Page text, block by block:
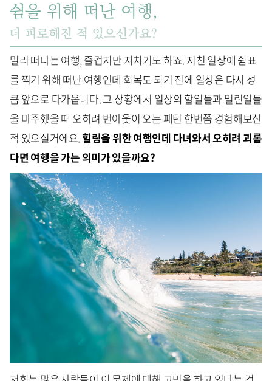
멀리 떠나는 여행, 즐겁지만 지치기도 하죠. 지친 일상에 쉼표
를 찍기 위해 떠난 여행인데 회복도 되기 전에 일상은 다시 성
큼 앞으로 다가옵니다. 그 상황에서 일상의 할일들과 밀린일들
을 마주했을 때 오히려 번아웃이 오는 패턴 한번쯤 경험해보신
적 있으실거에요. 힐링을 위한 여행인데 다녀와서 오히려 괴롭
다면 여행을 가는 의미가 있을까요?